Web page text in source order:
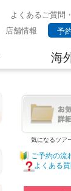
よくあるご質問
店舗情報 予
海
気になるツア
ご予約の流
よくある